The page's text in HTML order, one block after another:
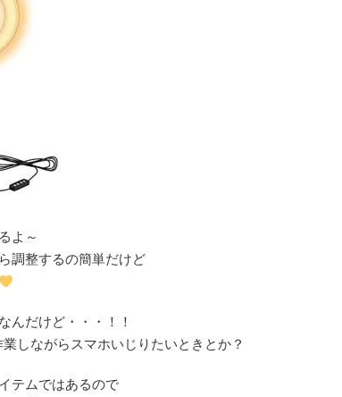
よ～
調整するの簡単だけど
んだけど・・・！！
しながらスマホいじりたいときとか？
テムではあるので